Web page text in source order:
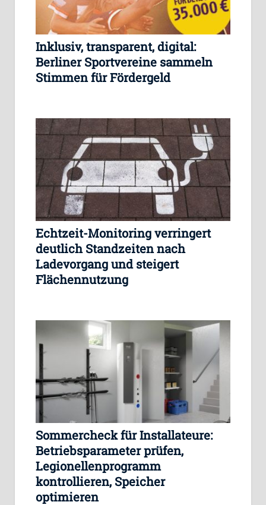
Inklusiv, transparent, digital:
Berliner Sportvereine sammeln
Stimmen für Fördergeld
Echtzeit-Monitoring verringert
deutlich Standzeiten nach
Ladevorgang und steigert
Flächennutzung
Sommercheck für Installateure:
Betriebsparameter prüfen,
Legionellenprogramm
kontrollieren, Speicher
optimieren